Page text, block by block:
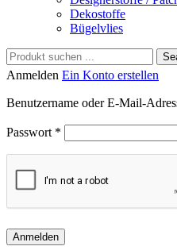
Dekostoffe
Bügelvlies
Anmelden Ein Konto erstellen
Benutzername oder E-Mail-
Passwort *
Anmelden